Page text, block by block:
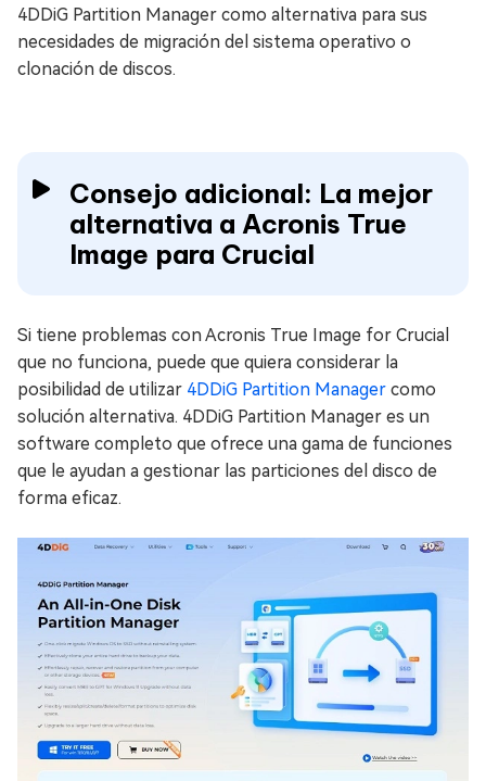
4DDiG Partition Manager como alternativa para sus
necesidades de migración del sistema operativo o
clonación de discos.
Consejo adicional: La mejor
alternativa a Acronis True
Image para Crucial
Si tiene problemas con Acronis True Image for Crucial
que no funciona, puede que quiera considerar la
posibilidad de utilizar 4DDiG Partition Manager como
solución alternativa. 4DDiG Partition Manager es un
software completo que ofrece una gama de funciones
que le ayudan a gestionar las particiones del disco de
forma eficaz.